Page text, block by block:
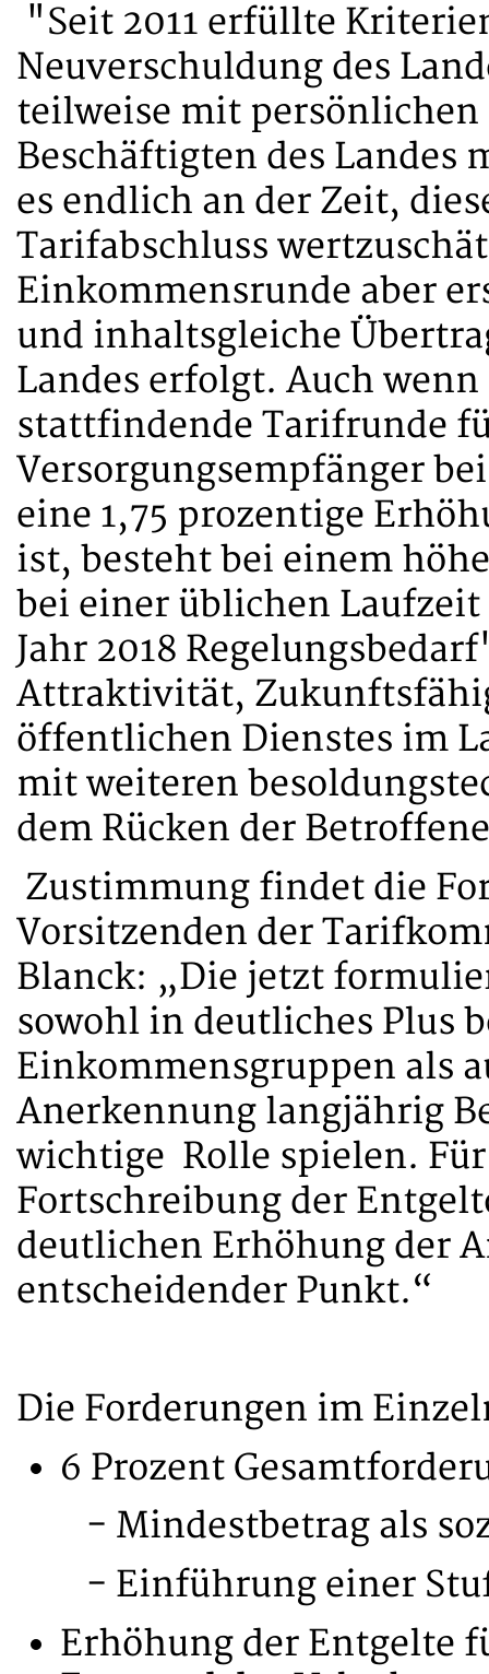
"Seit 2011 erfüllte
Neuverschuldung des
teilweise mit persönlichen
Beschäftigten des Landes
es endlich an der Zeit,
Tarifabschluss
Einkommensrunde aber
und inhaltsgleiche
Landes erfolgt. Auch
stattfindende Tarifrunde
Versorgungsempfänger
eine 1,75 prozentige
ist, besteht bei einem
bei einer üblichen
Jahr 2018
Attraktivität,
öffentlichen Dienstes im
mit weiteren
dem Rücken der
Zustimmung findet die
Vorsitzenden der
Blanck: „Die jetzt
sowohl in deutliches Plus
Einkommensgruppen als
Anerkennung langjährig
wichtige Rolle spielen.
Fortschreibung der
deutlichen Erhöhung der
entscheidender Punkt.“
Die Forderungen im
6 Prozent
- Mindestbetrag als
- Einführung einer
Erhöhung der Entgelte